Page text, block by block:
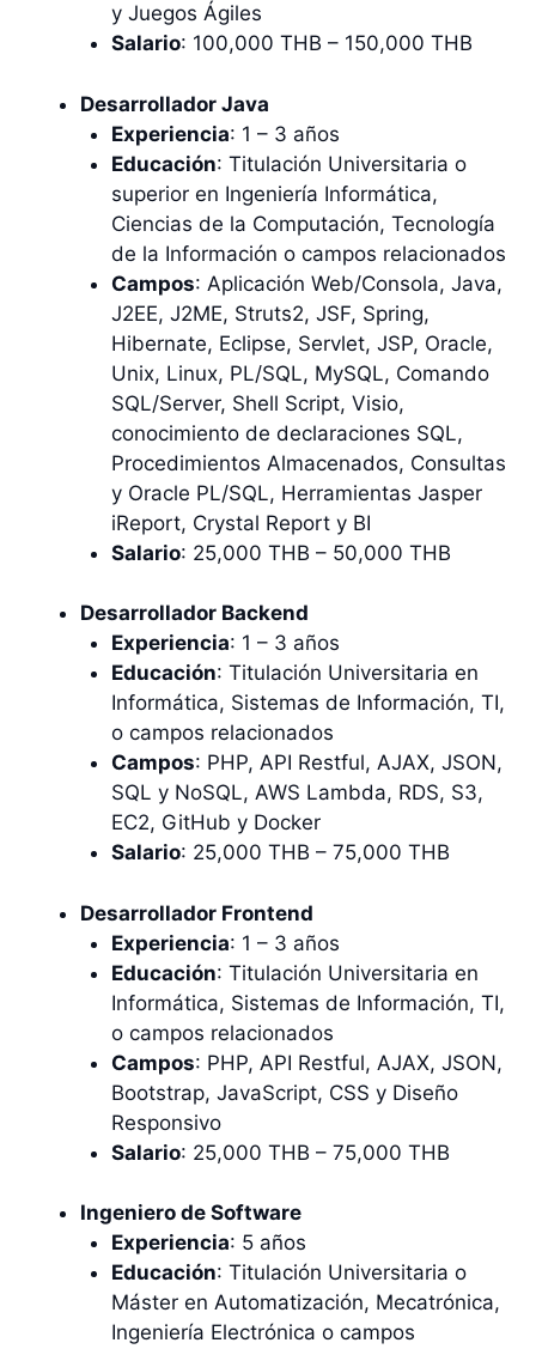
y Juegos Ágiles
Salario: 100,000 THB – 150,000 THB
Desarrollador Java
Experiencia: 1 – 3 años
Educación: Titulación Universitaria o
superior en Ingeniería Informática,
Ciencias de la Computación, Tecnología
de la Información o campos relacionados
Campos: Aplicación Web/Consola, Java,
J2EE, J2ME, Struts2, JSF, Spring,
Hibernate, Eclipse, Servlet, JSP, Oracle,
Unix, Linux, PL/SQL, MySQL, Comando
SQL/Server, Shell Script, Visio,
conocimiento de declaraciones SQL,
Procedimientos Almacenados, Consultas
y Oracle PL/SQL, Herramientas Jasper
iReport, Crystal Report y BI
Salario: 25,000 THB – 50,000 THB
Desarrollador Backend
Experiencia: 1 – 3 años
Educación: Titulación Universitaria en
Informática, Sistemas de Información, TI,
o campos relacionados
Campos: PHP, API Restful, AJAX, JSON,
SQL y NoSQL, AWS Lambda, RDS, S3,
EC2, GitHub y Docker
Salario: 25,000 THB – 75,000 THB
Desarrollador Frontend
Experiencia: 1 – 3 años
Educación: Titulación Universitaria en
Informática, Sistemas de Información, TI,
o campos relacionados
Campos: PHP, API Restful, AJAX, JSON,
Bootstrap, JavaScript, CSS y Diseño
Responsivo
Salario: 25,000 THB – 75,000 THB
Ingeniero de Software
Experiencia: 5 años
Educación: Titulación Universitaria o
Máster en Automatización, Mecatrónica,
Ingeniería Electrónica o campos